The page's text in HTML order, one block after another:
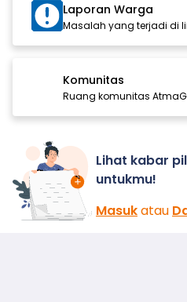
Laporan Warga
Masalah yang terjadi di
Komunitas
Ruang komunitas
Lihat kabar
untukmu!
Masukatau